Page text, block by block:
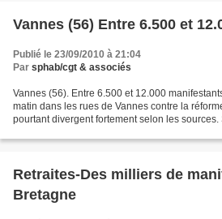
Vannes (56) Entre 6.500 et
Publié le 23/09/2010 à 21:04
Par sphab/cgt & associés
Vannes (56). Entre 6.500 et 12.000
matin dans les rues de Vannes contre la
pourtant divergent fortement selon les
Retraites-Des milliers de
Bretagne